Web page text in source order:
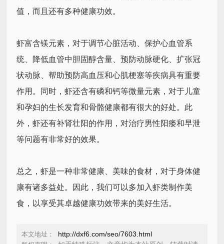
值，而且还有多种健康功效。
虾富含镁元素，对于调节心脏活动、保护心血管系
统、降低血管中胆固醇含量、预防动脉硬化、扩张冠
状动脉、帮助预防高血压和心肌梗塞等疾病具有重要
作用。同时，虾还含有磷和钙等微量元素，对于儿童
和孕妇的生长发育和骨骼健康都有很大的好处。此
外，虾还有补肾壮阳的作用，对治疗男性阳痿和早泄
等问题有非常好的效果。
总之，虾是一种非常健康、美味的食材，对于身体健
康有诸多益处。因此，我们可以多加入虾类制作美
食，以享受其卓越健康功效带来的美好生活。
本文地址： http://dxf6.com/seo/7603.html